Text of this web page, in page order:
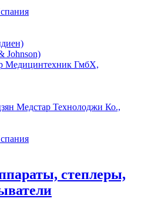
Johnson)
Медицинтехник ГмбХ,
Медстар Технолоджи Ко.,
степлеры,